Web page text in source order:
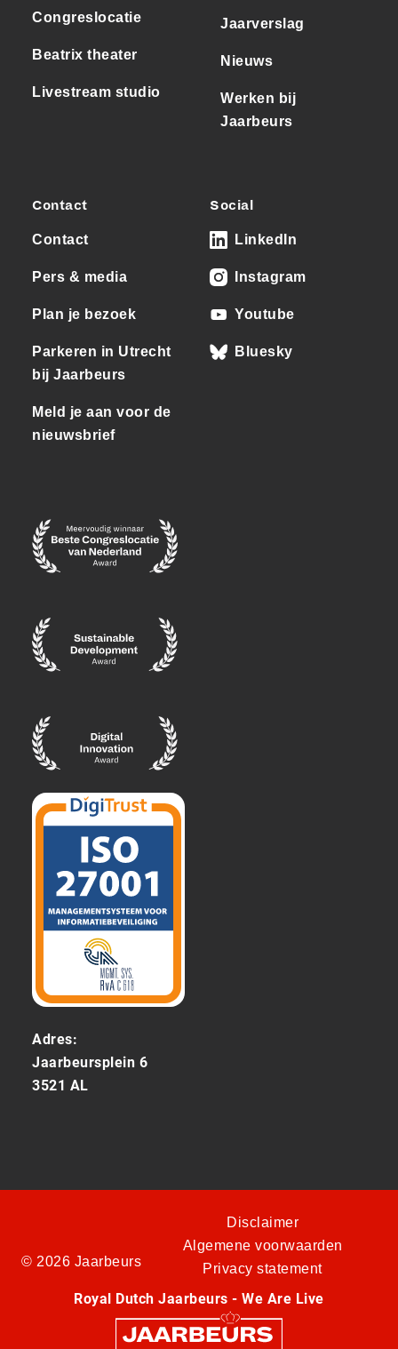
Congreslocatie
Beatrix theater
Livestream studio
Jaarverslag
Nieuws
Werken bij
Jaarbeurs
Contact
Contact
Pers & media
Plan je bezoek
Parkeren in Utrecht
bij Jaarbeurs
Meld je aan voor de
nieuwsbrief
Adres:
Jaarbeursplein 6
3521 AL
Social
LinkedIn
Instagram
Youtube
Bluesky
© 2026 Jaarbeurs
Disclaimer
Algemene voorwaarden
Privacy statement
Royal Dutch Jaarbeurs - We Are Live